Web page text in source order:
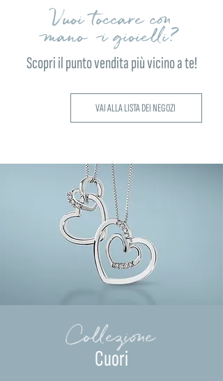
Vuoi toccare con
mano i gioielli?
Scopri il punto vendita più vicino a te!
VAI ALLA LISTA DEI NEGOZI
Collezione
Cuori